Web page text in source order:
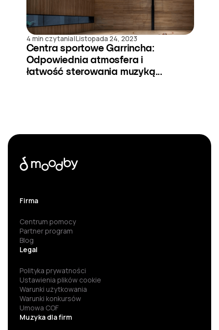
4 min czytania|Listopada 24, 2023
Centra sportowe Garrincha:
Odpowiednia atmosfera i
łatwość sterowania muzyką...
Firma
Centrum pomocy
Partner program
Blog
Legal
Polityka prywatności
Ustawienia plików cookie
Warunki użytkowania
Warunki konkursów
Umowa COF
Muzyka dla firm